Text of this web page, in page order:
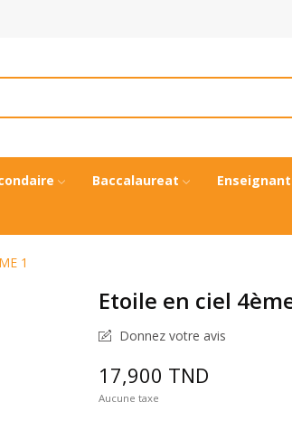
Baccalaureat Enseignant
1
Etoile en ciel
Donnez votre avis
17,900 TND
Aucune taxe